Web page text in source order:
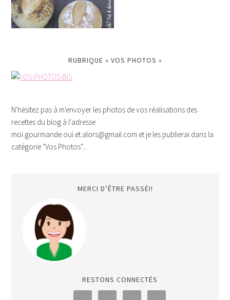
RUBRIQUE « VOS PHOTOS »
N'hésitez pas à m'envoyer les photos de vos réalisations des
recettes du blog à l'adresse
moi.gourmande.oui.et.alors@gmail.com et je les publierai dans la
catégorie "Vos Photos"...
MERCI D’ÊTRE PASSÉI!
RESTONS CONNECTÉS